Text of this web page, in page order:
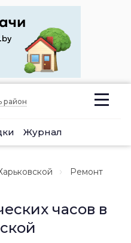
район
Журнал
Ремонт
часов в